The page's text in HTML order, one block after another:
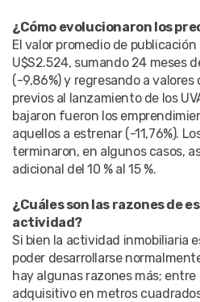
¿Cómo evolucionaron los
El valor promedio de
U$S2.524, sumando 24 meses
(-9,86%) y regresando a valores
previos al lanzamiento de los
bajaron fueron los
aquellos a estrenar (-11,76%).
terminaron, en algunos casos,
adicional del 10 % al 15 %.
¿Cuáles son las razones de
actividad?
Si bien la actividad inmobiliaria
poder desarrollarse
hay algunas razones más; entre
adquisitivo en metros